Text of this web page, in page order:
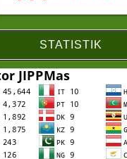
STATISTIK